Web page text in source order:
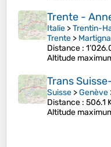
Trente -
Italie >Trentin-
Trente >
Distance :
Altitude
Trans
Suisse >Genève
Distance : 506.1
Altitude